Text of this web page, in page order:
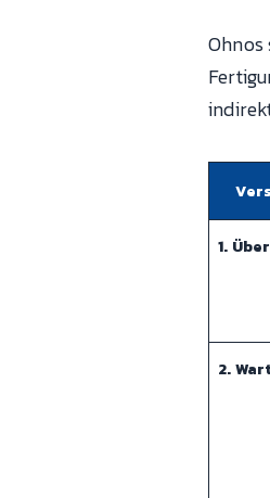
1.
2.